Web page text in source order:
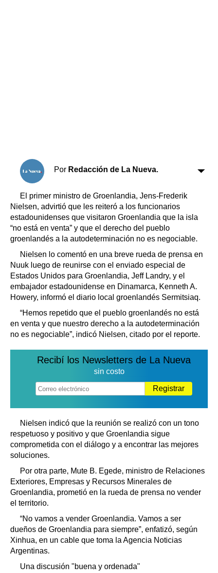
Por Redacción de La Nueva.
El primer ministro de Groenlandia, Jens-Frederik
Nielsen, advirtió que les reiteró a los funcionarios
estadounidenses que visitaron Groenlandia que la isla
“no está en venta” y que el derecho del pueblo
groenlandés a la autodeterminación no es negociable.
Nielsen lo comentó en una breve rueda de prensa en
Nuuk luego de reunirse con el enviado especial de
Estados Unidos para Groenlandia, Jeff Landry, y el
embajador estadounidense en Dinamarca, Kenneth A.
Howery, informó el diario local groenlandés Sermitsiaq.
“Hemos repetido que el pueblo groenlandés no está
en venta y que nuestro derecho a la autodeterminación
no es negociable”, indicó Nielsen, citado por el reporte.
Recibí los Newsletters de La Nueva
sin costo
Registrar
Nielsen indicó que la reunión se realizó con un tono
respetuoso y positivo y que Groenlandia sigue
comprometida con el diálogo y a encontrar las mejores
soluciones.
Por otra parte, Mute B. Egede, ministro de Relaciones
Exteriores, Empresas y Recursos Minerales de
Groenlandia, prometió en la rueda de prensa no vender
el territorio.
“No vamos a vender Groenlandia. Vamos a ser
dueños de Groenlandia para siempre”, enfatizó, según
Xinhua, en un cable que toma la Agencia Noticias
Argentinas.
Una discusión "buena y ordenada"